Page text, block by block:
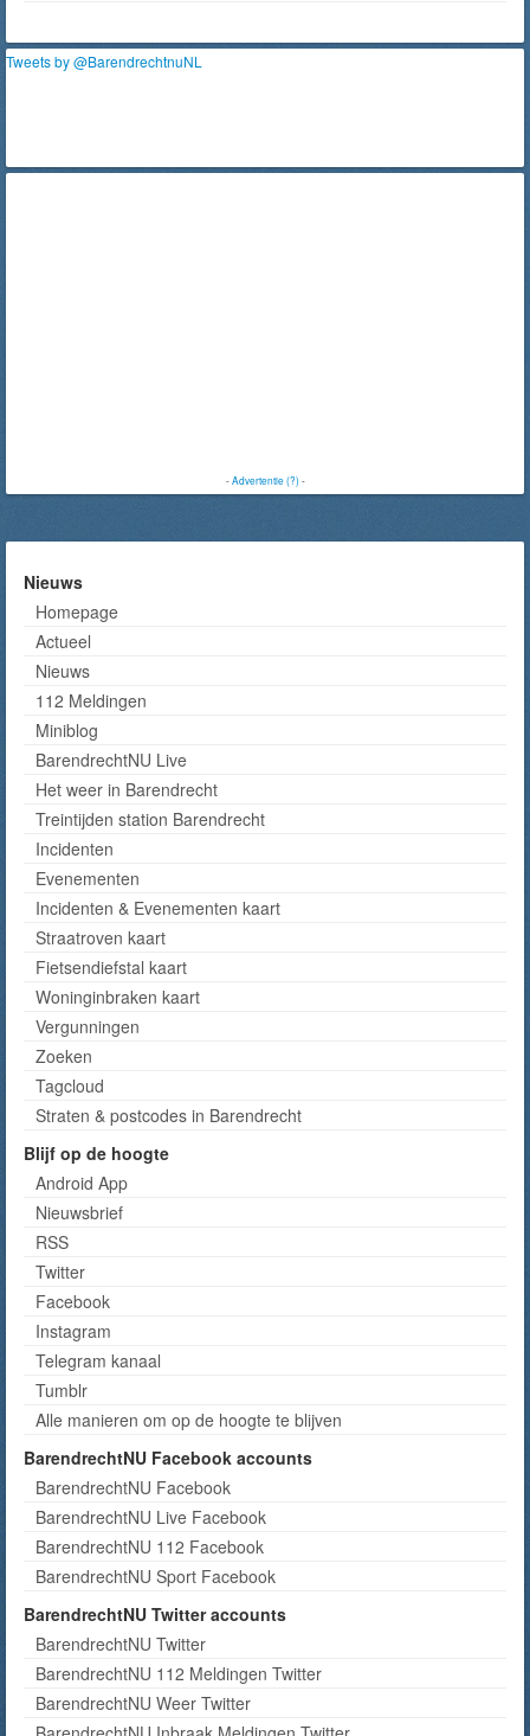
Tweets by @BarendrechtnuNL
-Advertentie (?)-
Nieuws
Homepage
Actueel
Nieuws
112 Meldingen
Miniblog
BarendrechtNU Live
Het weer in Barendrecht
Treintijden station Barendrecht
Incidenten
Evenementen
Incidenten & Evenementen kaart
Straatroven kaart
Fietsendiefstal kaart
Woninginbraken kaart
Vergunningen
Zoeken
Tagcloud
Straten & postcodes in Barendrecht
Blijf op de hoogte
Android App
Nieuwsbrief
RSS
Twitter
Facebook
Instagram
Telegram kanaal
Tumblr
Alle manieren om op de hoogte te blijven
BarendrechtNU Facebook accounts
BarendrechtNU Facebook
BarendrechtNU Live Facebook
BarendrechtNU 112 Facebook
BarendrechtNU Sport Facebook
BarendrechtNU Twitter accounts
BarendrechtNU Twitter
BarendrechtNU 112 Meldingen Twitter
BarendrechtNU Weer Twitter